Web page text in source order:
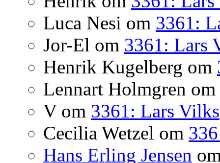
Luca Nesi om 3361:
Jor-El om 3361: Lars
Henrik Kugelberg om
Lennart Holmgren om
Vom 3361: Lars Vilks
Cecilia Wetzel om
Hans Erling Jensen